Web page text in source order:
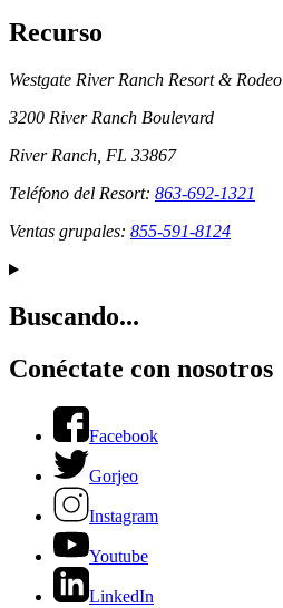
Recurso
Westgate River Ranch Resort & Rodeo
3200 River Ranch Boulevard
River Ranch, FL 33867
Teléfono del Resort: 863-692-1321
Ventas grupales: 855-591-8124
Buscando...
Conéctate con nosotros
Facebook
Gorjeo
Instagram
Youtube
LinkedIn